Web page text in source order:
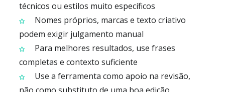
técnicos ou estilos muito específicos
Nomes próprios, marcas e texto criativo
podem exigir julgamento manual
Para melhores resultados, use frases
completas e contexto suficiente
Use a ferramenta como apoio na revisão,